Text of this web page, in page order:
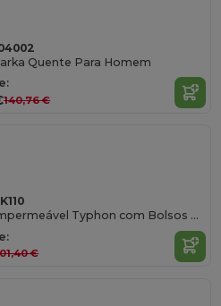
Quente Para Homem
140,76 €
Jaqueta Impermeável Typhon com Bolsos Funcionais
€